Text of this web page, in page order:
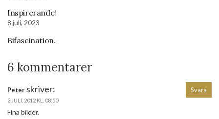
Inspirerande!
8 juli, 2023
Bifascination.
6 kommentarer
Peter skriver:
2 JULI, 2012 KL. 08:50
Fina bilder.
Svara